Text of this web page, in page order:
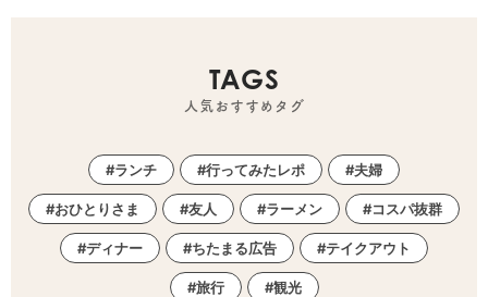
TAGS
人気おすすめタグ
ランチ 行ってみたレポ 夫婦
おひとりさま 友人 ラーメン コスパ抜群
ディナー ちたまる広告 テイクアウト
旅行 観光